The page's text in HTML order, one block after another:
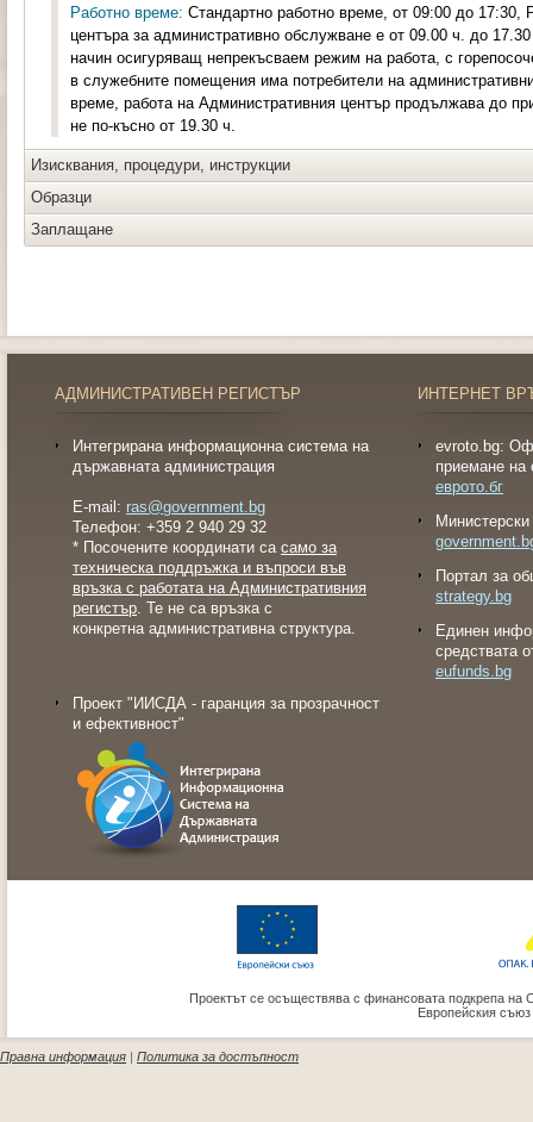
Работно време: Стандартно работно време, от 09:00 до 17:30,
центъра за административно обслужване е от 09.00 ч. до
начин осигуряващ непрекъсваем режим на работа, с
в служебните помещения има потребители на
време, работа на Административния център продължава до
не по-късно от 19.30 ч.
Изисквания, процедури, инструкции
Образци
Заплащане
АДМИНИСТРАТИВЕН РЕГИСТЪР
Интегрирана информационна система на
държавната администрация
E-mail: ras@government.bg
Телефон: +359 2 940 29 32
* Посочените координати са само за
техническа поддръжка и въпроси във
връзка с работата на Административния
регистър. Те не са връзка с
конкретна административна структура.
Проект "ИИСДА - гаранция за прозрачност
и ефективност"
ИНТЕРНЕТ
evroto.bg:
приемане на
еврото.бг
Портал за
strategy.bg
Eдинен
средствата
eufunds.bg
Проектът се осъществява с финансовата подкрепа на
Европейския
Правна информация | Политика за достъпност